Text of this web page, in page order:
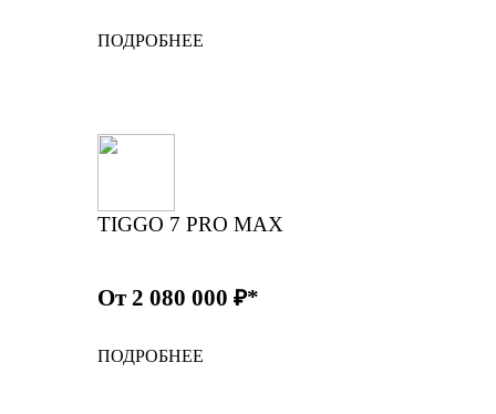
ПОДРОБНЕЕ
TIGGO 7 PRO MAX
От 2 080 000 ₽*
ПОДРОБНЕЕ